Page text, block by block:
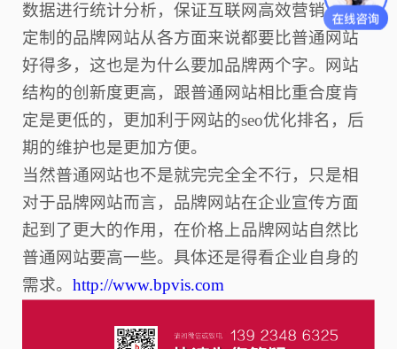
数据进行统计分析，保证互联网高效营销。
定制的品牌网站从各方面来说都要比普通网站
好得多，这也是为什么要加品牌两个字。网站
结构的创新度更高，跟普通网站相比重合度肯
定是更低的，更加利于网站的seo优化排名，后
期的维护也是更加方便。
当然普通网站也不是就完完全全不行，只是相
对于品牌网站而言，品牌网站在企业宣传方面
起到了更大的作用，在价格上品牌网站自然比
普通网站要高一些。具体还是得看企业自身的
需求。 http://www.bpvis.com